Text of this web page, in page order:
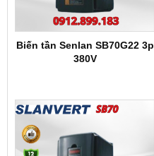
Biến tần Senlan SB70G22 3p
380V